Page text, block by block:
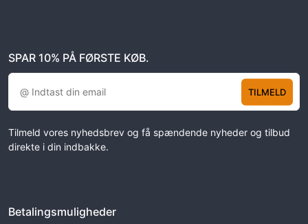
SPAR 10% PÅ FØRSTE KØB.
TILMELD
Tilmeld vores nyhedsbrev og få spændende nyheder og tilbud
direkte i din indbakke.
Betalingsmuligheder